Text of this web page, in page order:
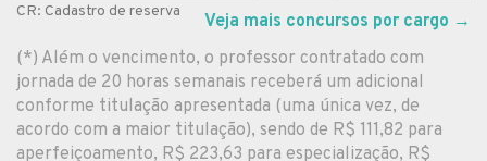
CR: Cadastro de reserva Veja mais concursos por cargo →
(*) Além o vencimento, o professor contratado com
jornada de 20 horas semanais receberá um adicional
conforme titulação apresentada (uma única vez, de
acordo com a maior titulação), sendo de R$ 111,82 para
aperfeiçoamento, R$ 223,63 para especialização, R$